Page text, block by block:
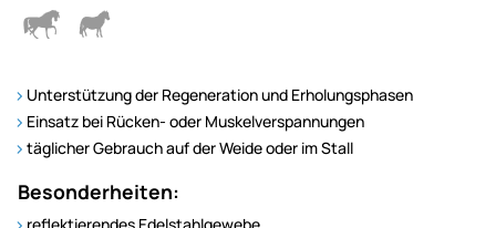
Unterstützung der Regeneration und Erholungsphasen
Einsatz bei Rücken- oder Muskelverspannungen
täglicher Gebrauch auf der Weide oder im Stall
Besonderheiten: